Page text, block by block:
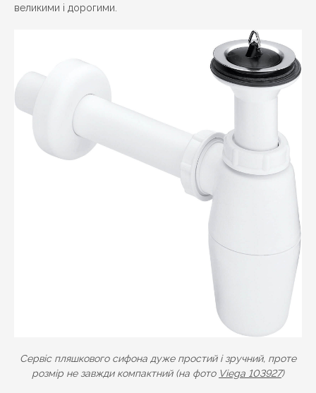
великими і дорогими.
Сервіс пляшкового сифона дуже простий і зручний, проте
розмір не завжди компактний (на фото Viega 103927)